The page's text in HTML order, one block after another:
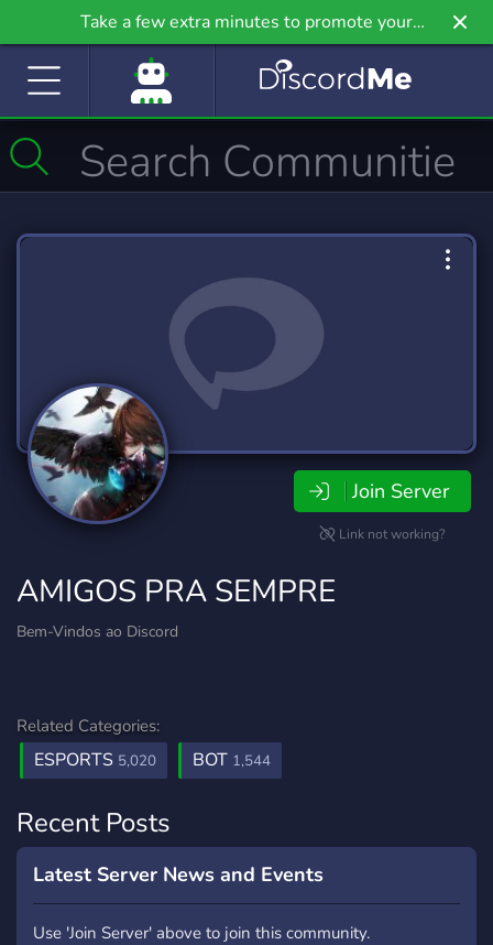
Take a few extra minutes to promote your
community even further on Griv.io, our newest
Join Server
Link not working?
AMIGOS PRA SEMPRE
Bem-Vindos ao Discord
Related Categories:
ESPORTS 5,020 BOT 1,544
Recent Posts
Latest Server News and Events
Use 'Join Server' above to join this community.